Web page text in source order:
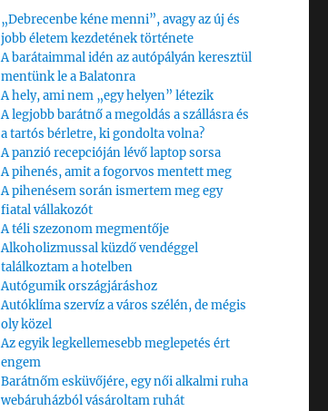
„Debrecenbe kéne menni”, avagy az új és
jobb életem kezdetének története
A barátaimmal idén az autópályán keresztül
mentünk le a Balatonra
A hely, ami nem „egy helyen” létezik
A legjobb barátnő a megoldás a szállásra és
a tartós bérletre, ki gondolta volna?
A panzió recepcióján lévő laptop sorsa
A pihenés, amit a fogorvos mentett meg
A pihenésem során ismertem meg egy
fiatal vállakozót
A téli szezonom megmentője
Alkoholizmussal küzdő vendéggel
találkoztam a hotelben
Autógumik országjáráshoz
Autóklíma szervíz a város szélén, de mégis
oly közel
Az egyik legkellemesebb meglepetés ért
engem
Barátnőm esküvőjére, egy női alkalmi ruha
webáruházból vásároltam ruhát